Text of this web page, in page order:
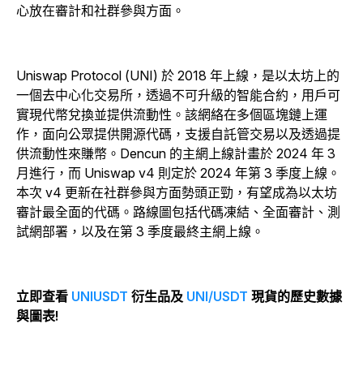
心放在審計和社群參與方面。
Uniswap Protocol (UNI) 於 2018 年上線，是以太坊上的
一個去中心化交易所，透過不可升級的智能合約，用戶可
實現代幣兌換並提供流動性。該網絡在多個區塊鏈上運
作，面向公眾提供開源代碼，支援自託管交易以及透過提
供流動性來賺幣。Dencun 的主網上線計畫於 2024 年 3
月進行，而 Uniswap v4 則定於 2024 年第 3 季度上線。
本次 v4 更新在社群參與方面勢頭正勁，有望成為以太坊
審計最全面的代碼。路線圖包括代碼凍結、全面審計、測
試網部署，以及在第 3 季度最終主網上線。
立即查看 UNIUSDT 衍生品及 UNI/USDT 現貨的歷史數據
與圖表!